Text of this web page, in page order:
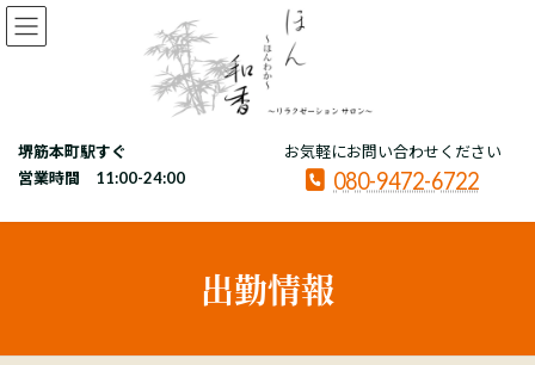
コ
ン
プ
ナ
ビ
動
堺筋本町駅すぐ
営業時間 11:00-24:00
お気軽にお問い合わせください
080-9472-6722
出勤情報